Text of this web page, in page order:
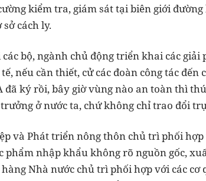
kiểm tra, giám sát tại biên giới
cách ly.
bộ, ngành chủ động triển khai các
nếu cần thiết, cử các đoàn công tác đến
đã ký rồi, bây giờ vùng nào an toàn thì
ở nước ta, chứ không chỉ trao đổi
và Phát triển nông thôn chủ trì phối
phẩm nhập khẩu không rõ nguồn gốc,
Nhà nước chủ trì phối hợp với các